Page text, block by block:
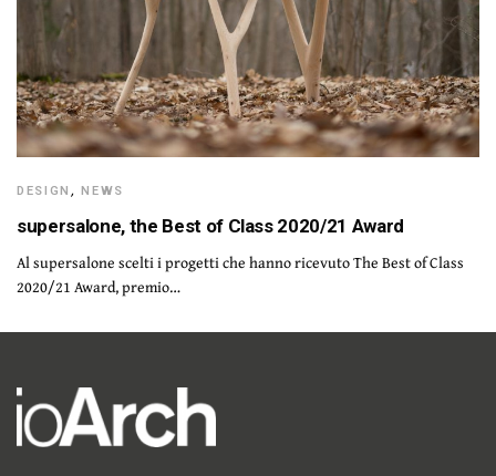
DESIGN ,NEWS
supersalone, the Best of Class 2020/21 Award
Al supersalone scelti i progetti che hanno ricevuto The Best of Class
2020/21 Award, premio…